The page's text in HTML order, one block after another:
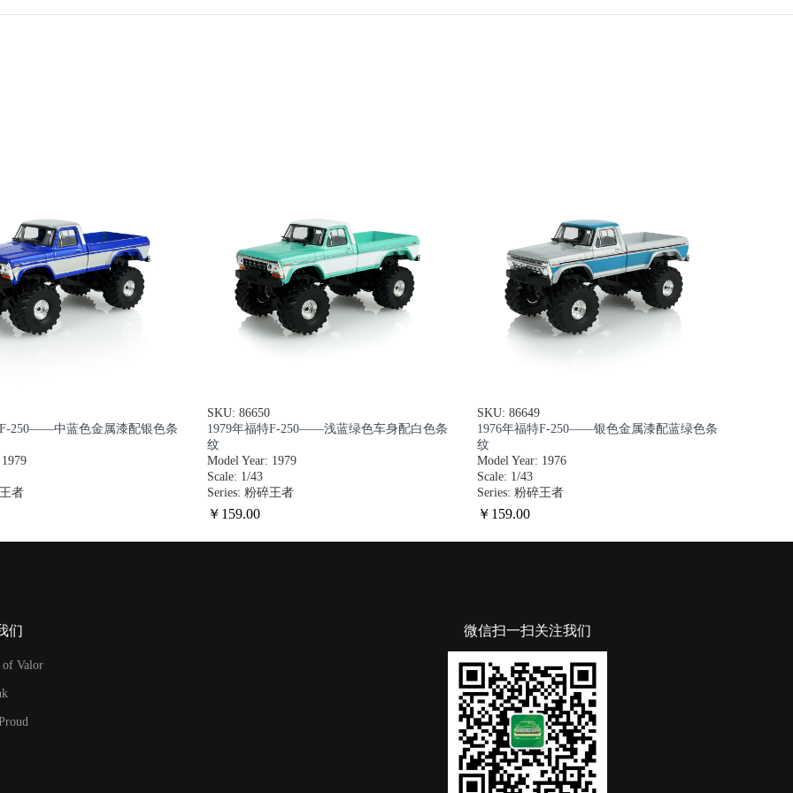
250——中蓝色金属漆配银色条
者
SKU: 86650
1979年福特F-250——浅蓝绿色车身配白色条
纹
Model Year: 1979
Scale: 1/43
Series: 粉碎王者
￥ 159.00
SKU: 86649
1976年福特F-250——银色金属漆配蓝绿色条
纹
Model Year: 1976
Scale: 1/43
Series: 粉碎王者
￥ 159.00
们
of Valor
微信扫一扫关注我们